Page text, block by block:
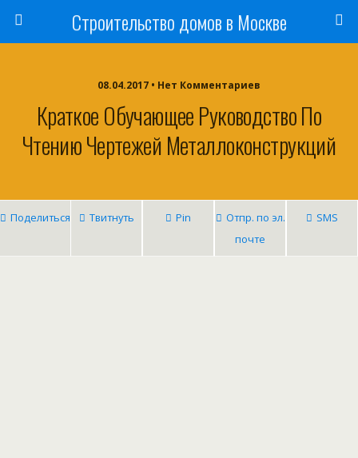
Строительство домов в Москве
08.04.2017 • Нет Комментариев
Краткое Обучающее Руководство По
Чтению Чертежей Металлоконструкций
Поделиться Твитнуть Pin
Отпр. по эл.
почте
SMS